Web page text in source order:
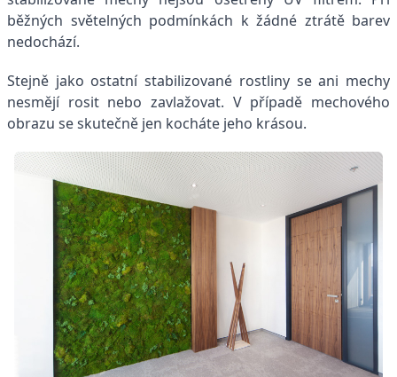
běžných světelných podmínkách k žádné ztrátě barev
nedochází.
Stejně jako ostatní stabilizované rostliny se ani mechy
nesmějí rosit nebo zavlažovat. V případě mechového
obrazu se skutečně jen kocháte jeho krásou.